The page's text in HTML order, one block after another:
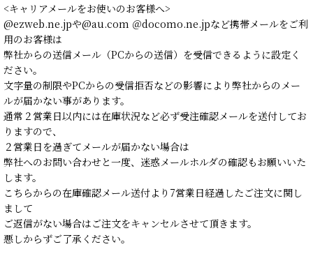
<キャリアメールをお使いのお客様へ>
@ezweb.ne.jpや@au.com ＠docomo.ne.jpなど携帯メールをご利
用のお客様は
弊社からの送信メール（PCからの送信）を受信できるように設定く
ださい。
文字量の制限やPCからの受信拒否などの影響により弊社からのメー
ルが届かない事があります。
通常２営業日以内には在庫状況など必ず受注確認メールを送付してお
りますので、
２営業日を過ぎてメールが届かない場合は
弊社へのお問い合わせと一度、迷惑メールホルダの確認もお願いいた
します。
こちらからの在庫確認メール送付より7営業日経過したご注文に関し
まして
ご返信がない場合はご注文をキャンセルさせて頂きます。
悪しからずご了承ください。